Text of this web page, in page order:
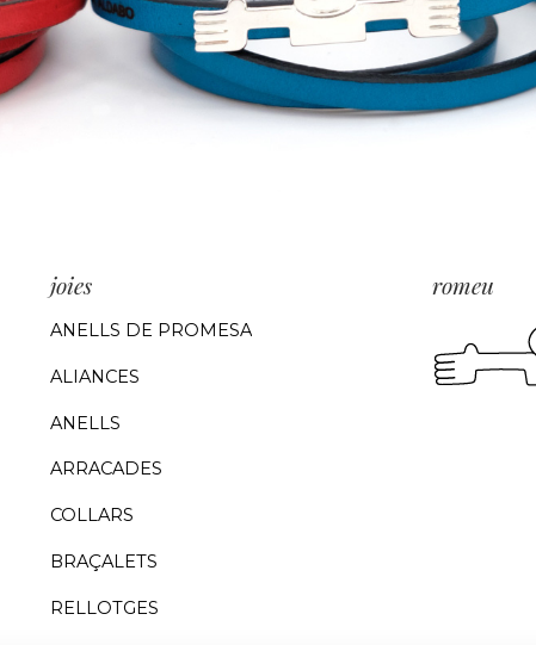
joies
ANELLS DE PROMESA
ALIANCES
ANELLS
ARRACADES
COLLARS
BRAÇALETS
RELLOTGES
romeu